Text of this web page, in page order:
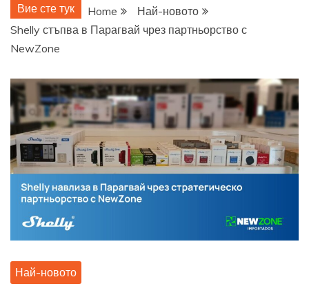
Вие сте тук Home
Най-новото
Shelly стъпва в Парагвай чрез партньорство с
NewZone
Най-новото